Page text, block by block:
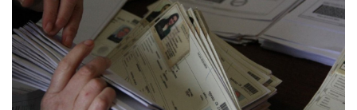
modo claro